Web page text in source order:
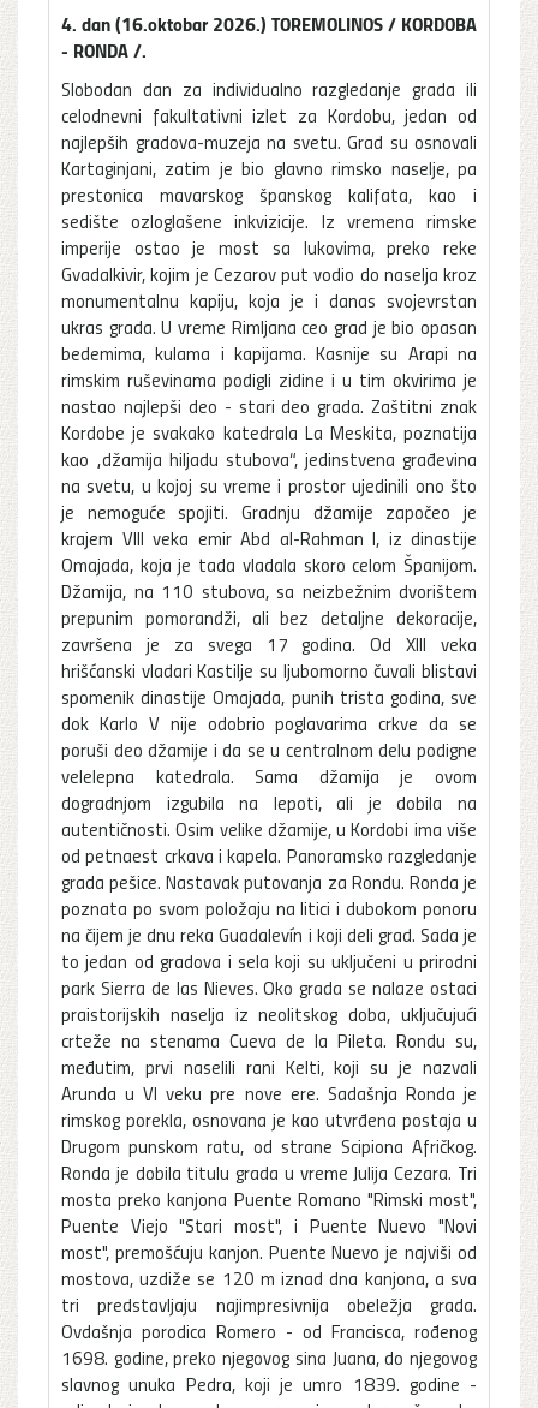
4. dan (16.oktobar 2026.) TOREMOLINOS / KORDOBA
- RONDA /.
Slobodan dan za individualno razgledanje grada ili
celodnevni fakultativni izlet za Kordobu, jedan od
najlepših gradova-muzeja na svetu. Grad su osnovali
Kartaginjani, zatim je bio glavno rimsko naselje, pa
prestonica mavarskog španskog kalifata, kao i
sedište ozloglašene inkvizicije. Iz vremena rimske
imperije ostao je most sa lukovima, preko reke
Gvadalkivir, kojim je Cezarov put vodio do naselja kroz
monumentalnu kapiju, koja je i danas svojevrstan
ukras grada. U vreme Rimljana ceo grad je bio opasan
bedemima, kulama i kapijama. Kasnije su Arapi na
rimskim ruševinama podigli zidine i u tim okvirima je
nastao najlepši deo - stari deo grada. Zaštitni znak
Kordobe je svakako katedrala La Meskita, poznatija
kao „džamija hiljadu stubova“, jedinstvena građevina
na svetu, u kojoj su vreme i prostor ujedinili ono što
je nemoguće spojiti. Gradnju džamije započeo je
krajem VIII veka emir Abd al-Rahman I, iz dinastije
Omajada, koja je tada vladala skoro celom Španijom.
Džamija, na 110 stubova, sa neizbežnim dvorištem
prepunim pomorandži, ali bez detaljne dekoracije,
završena je za svega 17 godina. Od XIII veka
hrišćanski vladari Kastilje su ljubomorno čuvali blistavi
spomenik dinastije Omajada, punih trista godina, sve
dok Karlo V nije odobrio poglavarima crkve da se
poruši deo džamije i da se u centralnom delu podigne
velelepna katedrala. Sama džamija je ovom
dogradnjom izgubila na lepoti, ali je dobila na
autentičnosti. Osim velike džamije, u Kordobi ima više
od petnaest crkava i kapela. Panoramsko razgledanje
grada pešice. Nastavak putovanja za Rondu. Ronda je
poznata po svom položaju na litici i dubokom ponoru
na čijem je dnu reka Guadalevín i koji deli grad. Sada je
to jedan od gradova i sela koji su uključeni u prirodni
park Sierra de las Nieves. Oko grada se nalaze ostaci
praistorijskih naselja iz neolitskog doba, uključujući
crteže na stenama Cueva de la Pileta. Rondu su,
međutim, prvi naselili rani Kelti, koji su je nazvali
Arunda u VI veku pre nove ere. Sadašnja Ronda je
rimskog porekla, osnovana je kao utvrđena postaja u
Drugom punskom ratu, od strane Scipiona Afričkog.
Ronda je dobila titulu grada u vreme Julija Cezara. Tri
mosta preko kanjona Puente Romano "Rimski most",
Puente Viejo "Stari most", i Puente Nuevo "Novi
most", premošćuju kanjon. Puente Nuevo je najviši od
mostova, uzdiže se 120 m iznad dna kanjona, a sva
tri predstavljaju najimpresivnija obeležja grada.
Ovdašnja porodica Romero - od Francisca, rođenog
1698. godine, preko njegovog sina Juana, do njegovog
slavnog unuka Pedra, koji je umro 1839. godine -